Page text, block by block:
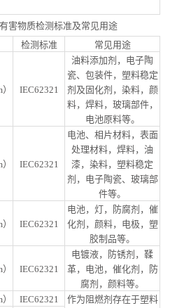
害物质检测标准及常见用途
检测标准 常见用途
IEC62321
油料添加剂，电子陶
瓷、包装件，塑料稳定
剂及固化剂，染料，颜
料，焊料，玻璃部件，
电池原料等。
IEC62321
电池、相片材料，表面
处理材料，焊料，油
漆，染料，塑料稳定
剂，电子陶瓷、玻璃部
件等。
IEC62321
电池，灯，防腐剂，催
化剂，颜料，电极，塑
胶制品等。
IEC62321
电镀液，防锈剂，鞣
革，电池，催化剂，防
腐剂，颜料等。
IEC62321
作为阻燃剂存在于塑料